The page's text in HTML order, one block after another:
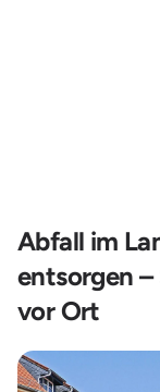
Abfall im
entsorgen
vor Ort